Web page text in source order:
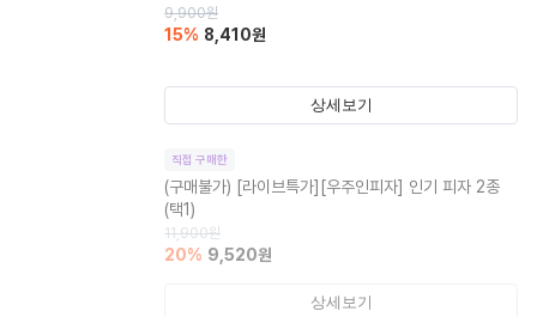
9,900원
15% 8,410원
상세보기
직접 구매한
(구매불가) [라이브특가][우주인피자] 인기 피자 2종
(택1)
11,900원
20% 9,520원
상세보기